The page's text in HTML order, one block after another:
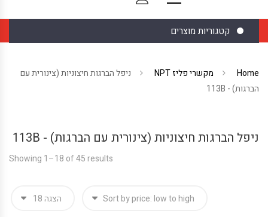
קטגוריות מוצרים
Home מקשרי פליז NPT
ניפל הברגות חיצוניות (צינורית עם
הברגות) - 113B
ניפל הברגות חיצוניות (צינורית עם הברגות) - 113B
Showing 1–18 of 45 results